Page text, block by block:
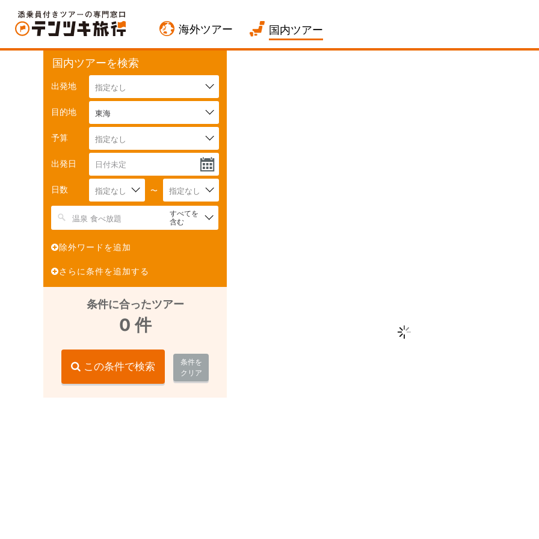
海外ツアー 国内ツアー
国内ツアーを検索
出発地 指定なし
目的地 東海
予算 指定なし
出発日
日数 指定なし 〜 指定なし
すべてを
含む
除外ワードを追加
さらに条件を追加する
条件に合ったツアー
0 件
この条件で検索
条件を
クリア